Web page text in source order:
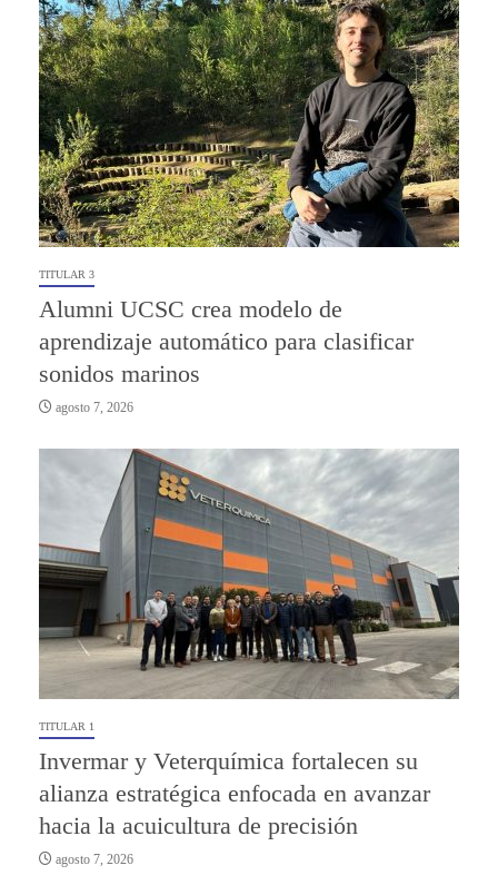
TITULAR 3
Alumni UCSC crea modelo de
aprendizaje automático para clasificar
sonidos marinos
agosto 7, 2026
TITULAR 1
Invermar y Veterquímica fortalecen su
alianza estratégica enfocada en avanzar
hacia la acuicultura de precisión
agosto 7, 2026